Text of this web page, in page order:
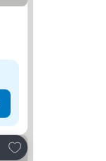
Føj til favoritter